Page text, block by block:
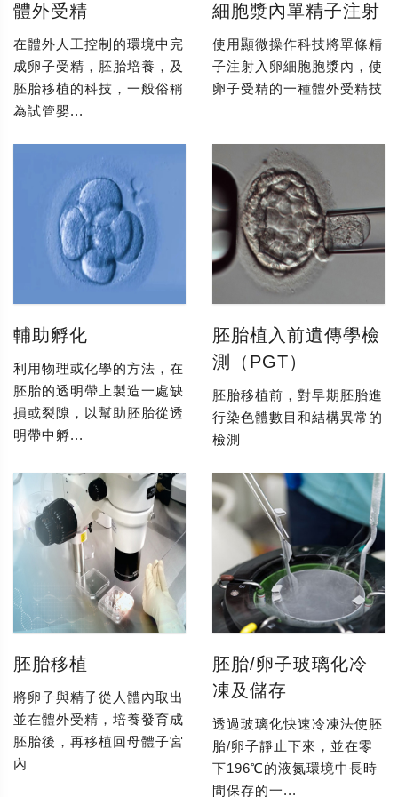
體外受精
在體外人工控制的環境中完
成卵子受精，胚胎培養，及
胚胎移植的科技，一般俗稱
為試管嬰...
細胞漿內單精子注射
使用顯微操作科技將單條精
子注射入卵細胞胞漿內，使
卵子受精的一種體外受精技
輔助孵化
利用物理或化學的方法，在
胚胎的透明帶上製造一處缺
損或裂隙，以幫助胚胎從透
明帶中孵...
胚胎植入前遺傳學檢
測（PGT）
胚胎移植前，對早期胚胎進
行染色體數目和結構異常的
檢測
胚胎移植
將卵子與精子從人體內取出
並在體外受精，培養發育成
胚胎後，再移植回母體子宮
內
胚胎/卵子玻璃化冷
凍及儲存
透過玻璃化快速冷凍法使胚
胎/卵子靜止下來，並在零
下196℃的液氮環境中長時
間保存的一...